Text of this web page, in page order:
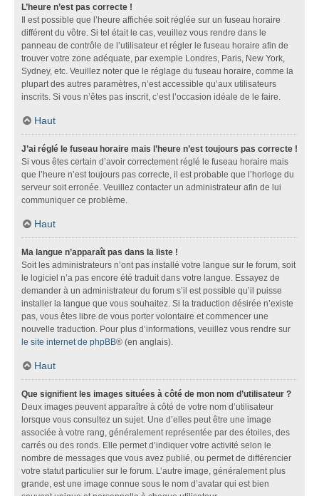
L’heure n’est pas correcte !
Il est possible que l’heure affichée soit réglée sur un fuseau horaire
différent du vôtre. Si tel était le cas, veuillez vous rendre dans le
panneau de contrôle de l’utilisateur et régler le fuseau horaire afin de
trouver votre zone adéquate, par exemple Londres, Paris, New York,
Sydney, etc. Veuillez noter que le réglage du fuseau horaire, comme la
plupart des autres paramètres, n’est accessible qu’aux utilisateurs
inscrits. Si vous n’êtes pas inscrit, c’est l’occasion idéale de le faire.
Haut
J’ai réglé le fuseau horaire mais l’heure n’est toujours pas correcte !
Si vous êtes certain d’avoir correctement réglé le fuseau horaire mais
que l’heure n’est toujours pas correcte, il est probable que l’horloge du
serveur soit erronée. Veuillez contacter un administrateur afin de lui
communiquer ce problème.
Haut
Ma langue n’apparaît pas dans la liste !
Soit les administrateurs n’ont pas installé votre langue sur le forum, soit
le logiciel n’a pas encore été traduit dans votre langue. Essayez de
demander à un administrateur du forum s’il est possible qu’il puisse
installer la langue que vous souhaitez. Si la traduction désirée n’existe
pas, vous êtes libre de vous porter volontaire et commencer une
nouvelle traduction. Pour plus d’informations, veuillez vous rendre sur
le site internet de phpBB® (en anglais).
Haut
Que signifient les images situées à côté de mon nom d’utilisateur ?
Deux images peuvent apparaître à côté de votre nom d’utilisateur
lorsque vous consultez un sujet. Une d’elles peut être une image
associée à votre rang, généralement représentée par des étoiles, des
carrés ou des ronds. Elle permet d’indiquer votre activité selon le
nombre de messages que vous avez publié, ou permet de différencier
votre statut particulier sur le forum. L’autre image, généralement plus
grande, est une image connue sous le nom d’avatar qui est bien